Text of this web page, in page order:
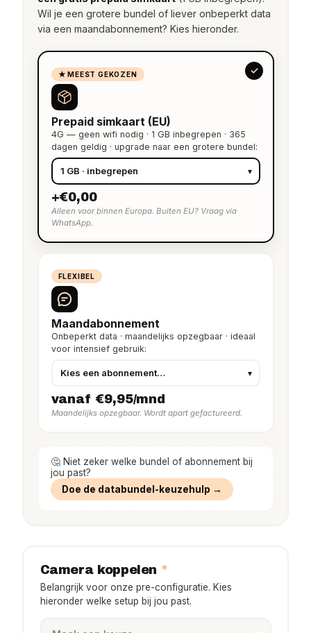
Wil je een grotere bundel of liever onbeperkt data
via een maandabonnement? Kies hieronder.
★ MEEST GEKOZEN
Prepaid simkaart (EU)
4G — geen wifi nodig · 1 GB inbegrepen · 365
dagen geldig · upgrade naar een grotere bundel:
+€0,00
Alleen voor binnen Europa. Buiten EU? Vraag via
WhatsApp.
FLEXIBEL
Maandabonnement
Onbeperkt data · maandelijks opzegbaar · ideaal
voor intensief gebruik:
vanaf €9,95/mnd
Maandelijks opzegbaar. Wordt apart gefactureerd.
🤔 Niet zeker welke bundel of abonnement bij
jou past?
Doe de databundel-keuzehulp →
Camera koppelen *
Belangrijk voor onze pre-configuratie. Kies
hieronder welke setup bij jou past.